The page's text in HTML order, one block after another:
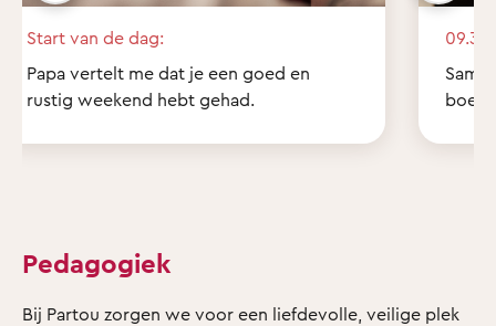
Start van de dag:
Papa vertelt me dat je een goed en
rustig weekend hebt gehad.
09.30
Pedagogiek
Bij Partou zorgen we voor een liefdevolle, veilige plek